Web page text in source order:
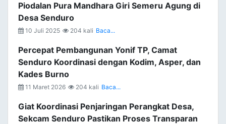
Piodalan Pura Mandhara Giri Semeru Agung di
Desa Senduro
10 Juli 2025 204 kali Baca...
Percepat Pembangunan Yonif TP, Camat
Senduro Koordinasi dengan Kodim, Asper, dan
Kades Burno
11 Maret 2026 204 kali Baca...
Giat Koordinasi Penjaringan Perangkat Desa,
Sekcam Senduro Pastikan Proses Transparan